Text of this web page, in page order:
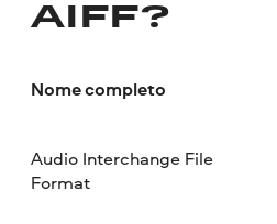
AIFF?
Nome completo
Audio Interchange File
Format